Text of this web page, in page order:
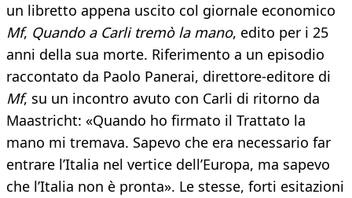
un libretto appena uscito col giornale economico
Mf, Quando a Carli tremò la mano, edito per i 25
anni della sua morte. Riferimento a un episodio
raccontato da Paolo Panerai, direttore-editore di
Mf, su un incontro avuto con Carli di ritorno da
Maastricht: «Quando ho firmato il Trattato la
mano mi tremava. Sapevo che era necessario far
entrare l’Italia nel vertice dell’Europa, ma sapevo
che l’Italia non è pronta». Le stesse, forti esitazioni